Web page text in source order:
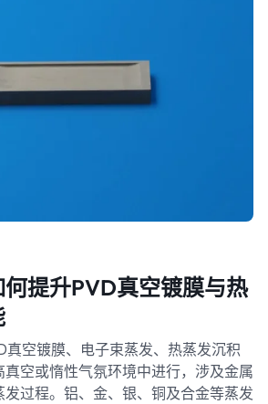
提升PVD真空镀膜与热
真空镀膜、电子束蒸发、热蒸发沉积
空或惰性气氛环境中进行，涉及金属
过程。铝、金、银、铜及合金等蒸发